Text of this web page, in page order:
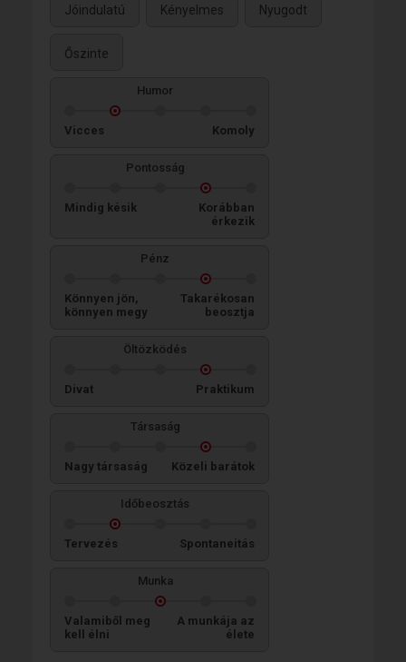
Jóindulatú Kényelmes Nyugodt
Őszinte
Humor
Vicces Komoly
Pontosság
Mindig késik
Korábban
érkezik
Pénz
Könnyen jön,
könnyen megy
Takarékosan
beosztja
Öltözködés
Divat Praktikum
Társaság
Nagy társaság Közeli barátok
Időbeosztás
Tervezés Spontaneitás
Munka
Valamiből meg
kell élni
A munkája az
élete